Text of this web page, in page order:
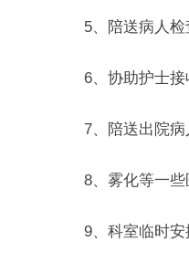
5、陪送病人检
6、协助护士接
7、陪送出院病
8、雾化等一些医
9、科室临时安排